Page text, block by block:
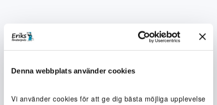
Denna webbplats använder cookies
Vi använder cookies för att ge dig bästa möjliga upplevelse